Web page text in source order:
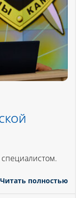
Читать полностью